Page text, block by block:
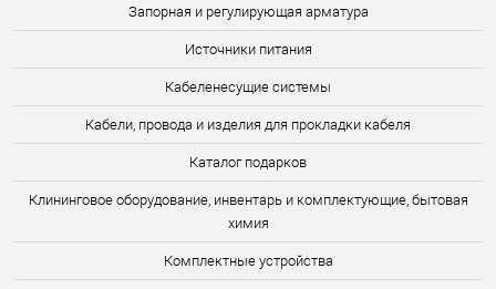
Запорная и регулирующая арматура
Источники питания
Кабеленесущие системы
Кабели, провода и изделия для прокладки кабеля
Каталог подарков
Клининговое оборудование, инвентарь и комплектующие, бытовая
химия
Комплектные устройства